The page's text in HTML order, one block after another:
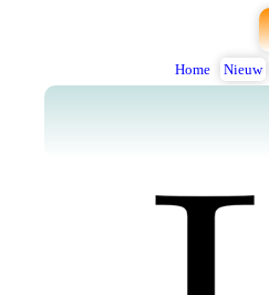
Home Nieuw